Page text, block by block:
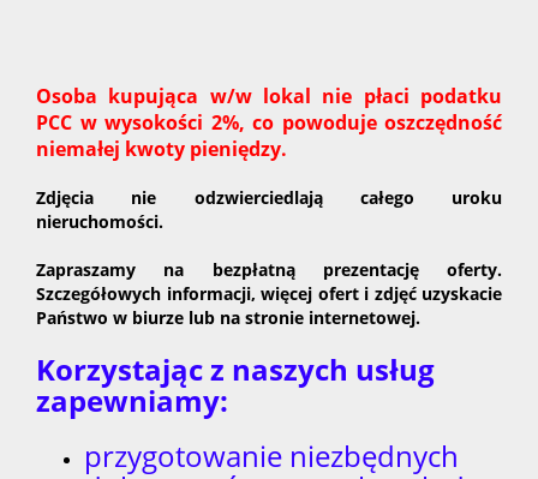
Osoba kupująca w/w lokal nie płaci podatku
PCC w wysokości 2%, co powoduje oszczędność
niemałej kwoty pieniędzy.
Zdjęcia nie odzwierciedlają całego uroku
nieruchomości.
Zapraszamy na bezpłatną prezentację oferty.
Szczegółowych informacji, więcej ofert i zdjęć uzyskacie
Państwo w biurze lub na stronie internetowej.
Korzystając z naszych usług
zapewniamy:
przygotowanie niezbędnych